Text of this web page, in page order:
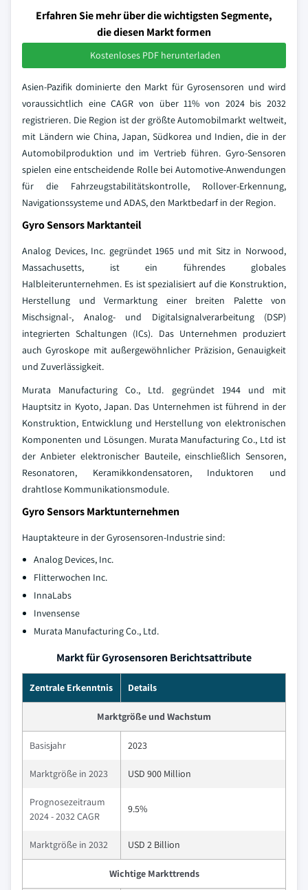
Erfahren Sie mehr über die wichtigsten Segmente,
die diesen Markt formen
Kostenloses PDF herunterladen
Asien-Pazifik dominierte den Markt für Gyrosensoren und wird
voraussichtlich eine CAGR von über 11% von 2024 bis 2032
registrieren. Die Region ist der größte Automobilmarkt weltweit,
mit Ländern wie China, Japan, Südkorea und Indien, die in der
Automobilproduktion und im Vertrieb führen. Gyro-Sensoren
spielen eine entscheidende Rolle bei Automotive-Anwendungen
für die Fahrzeugstabilitätskontrolle, Rollover-Erkennung,
Navigationssysteme und ADAS, den Marktbedarf in der Region.
Gyro Sensors Marktanteil
Analog Devices, Inc. gegründet 1965 und mit Sitz in Norwood,
Massachusetts, ist ein führendes globales
Halbleiterunternehmen. Es ist spezialisiert auf die Konstruktion,
Herstellung und Vermarktung einer breiten Palette von
Mischsignal-, Analog- und Digitalsignalverarbeitung (DSP)
integrierten Schaltungen (ICs). Das Unternehmen produziert
auch Gyroskope mit außergewöhnlicher Präzision, Genauigkeit
und Zuverlässigkeit.
Murata Manufacturing Co., Ltd. gegründet 1944 und mit
Hauptsitz in Kyoto, Japan. Das Unternehmen ist führend in der
Konstruktion, Entwicklung und Herstellung von elektronischen
Komponenten und Lösungen. Murata Manufacturing Co., Ltd ist
der Anbieter elektronischer Bauteile, einschließlich Sensoren,
Resonatoren, Keramikkondensatoren, Induktoren und
drahtlose Kommunikationsmodule.
Gyro Sensors Marktunternehmen
Hauptakteure in der Gyrosensoren-Industrie sind:
Analog Devices, Inc.
Flitterwochen Inc.
InnaLabs
Invensense
Murata Manufacturing Co., Ltd.
Markt für Gyrosensoren Berichtsattribute
Zentrale Erkenntnis Details
Marktgröße und Wachstum
Basisjahr 2023
Marktgröße in 2023 USD 900 Million
Prognosezeitraum
2024 - 2032 CAGR
9.5%
Marktgröße in 2032 USD 2 Billion
Wichtige Markttrends